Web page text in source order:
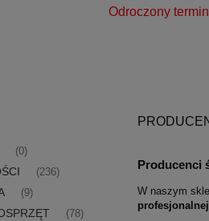
termin płatności dla
(0)
(236)
(9)
(78)
Producenci
W naszym
profesjonalnej